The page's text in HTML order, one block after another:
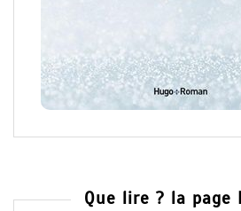
Que lire ? la page